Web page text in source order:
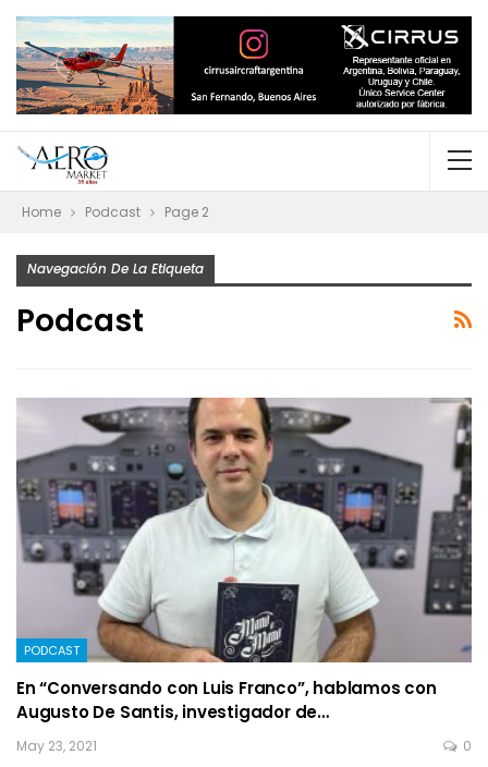
Home Podcast Page 2
Navegación De La Etiqueta
Podcast
PODCAST
En “Conversando con Luis Franco”, hablamos con
Augusto De Santis, investigador de…
May 23, 2021 0